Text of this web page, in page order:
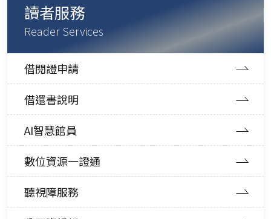
讀者服務
Reader Services
借閱證申請
借還書說明
AI智慧館員
數位資源一證通
聽視障服務